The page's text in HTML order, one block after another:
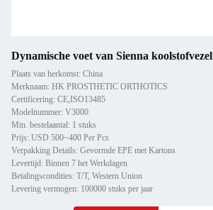
Dynamische voet van Sienna koolstofvezel
Plaats van herkomst: China
Merknaam: HK PROSTHETIC ORTHOTICS
Certificering: CE,ISO13485
Modelnummer: V3000
Min. bestelaantal: 1 stuks
Prijs: USD 500~400 Per Pcs
Verpakking Details: Gevormde EPE met Kartons
Levertijd: Binnen 7 het Werkdagen
Betalingscondities: T/T, Western Union
Levering vermogen: 100000 stuks per jaar